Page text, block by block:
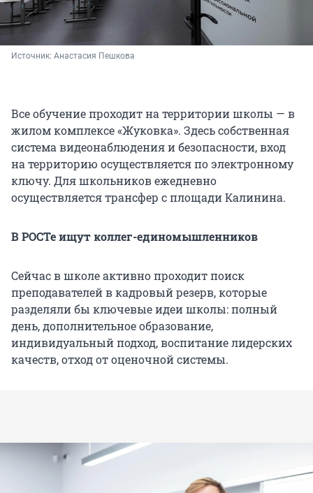
Источник: Анастасия Пешкова
Все обучение проходит на территории школы — в
жилом комплексе «Жуковка». Здесь собственная
система видеонаблюдения и безопасности, вход
на территорию осуществляется по электронному
ключу. Для школьников ежедневно
осуществляется трансфер с площади Калинина.
В РОСТе ищут коллег-единомышленников
Сейчас в школе активно проходит поиск
преподавателей в кадровый резерв, которые
разделяли бы ключевые идеи школы: полный
день, дополнительное образование,
индивидуальный подход, воспитание лидерских
качеств, отход от оценочной системы.